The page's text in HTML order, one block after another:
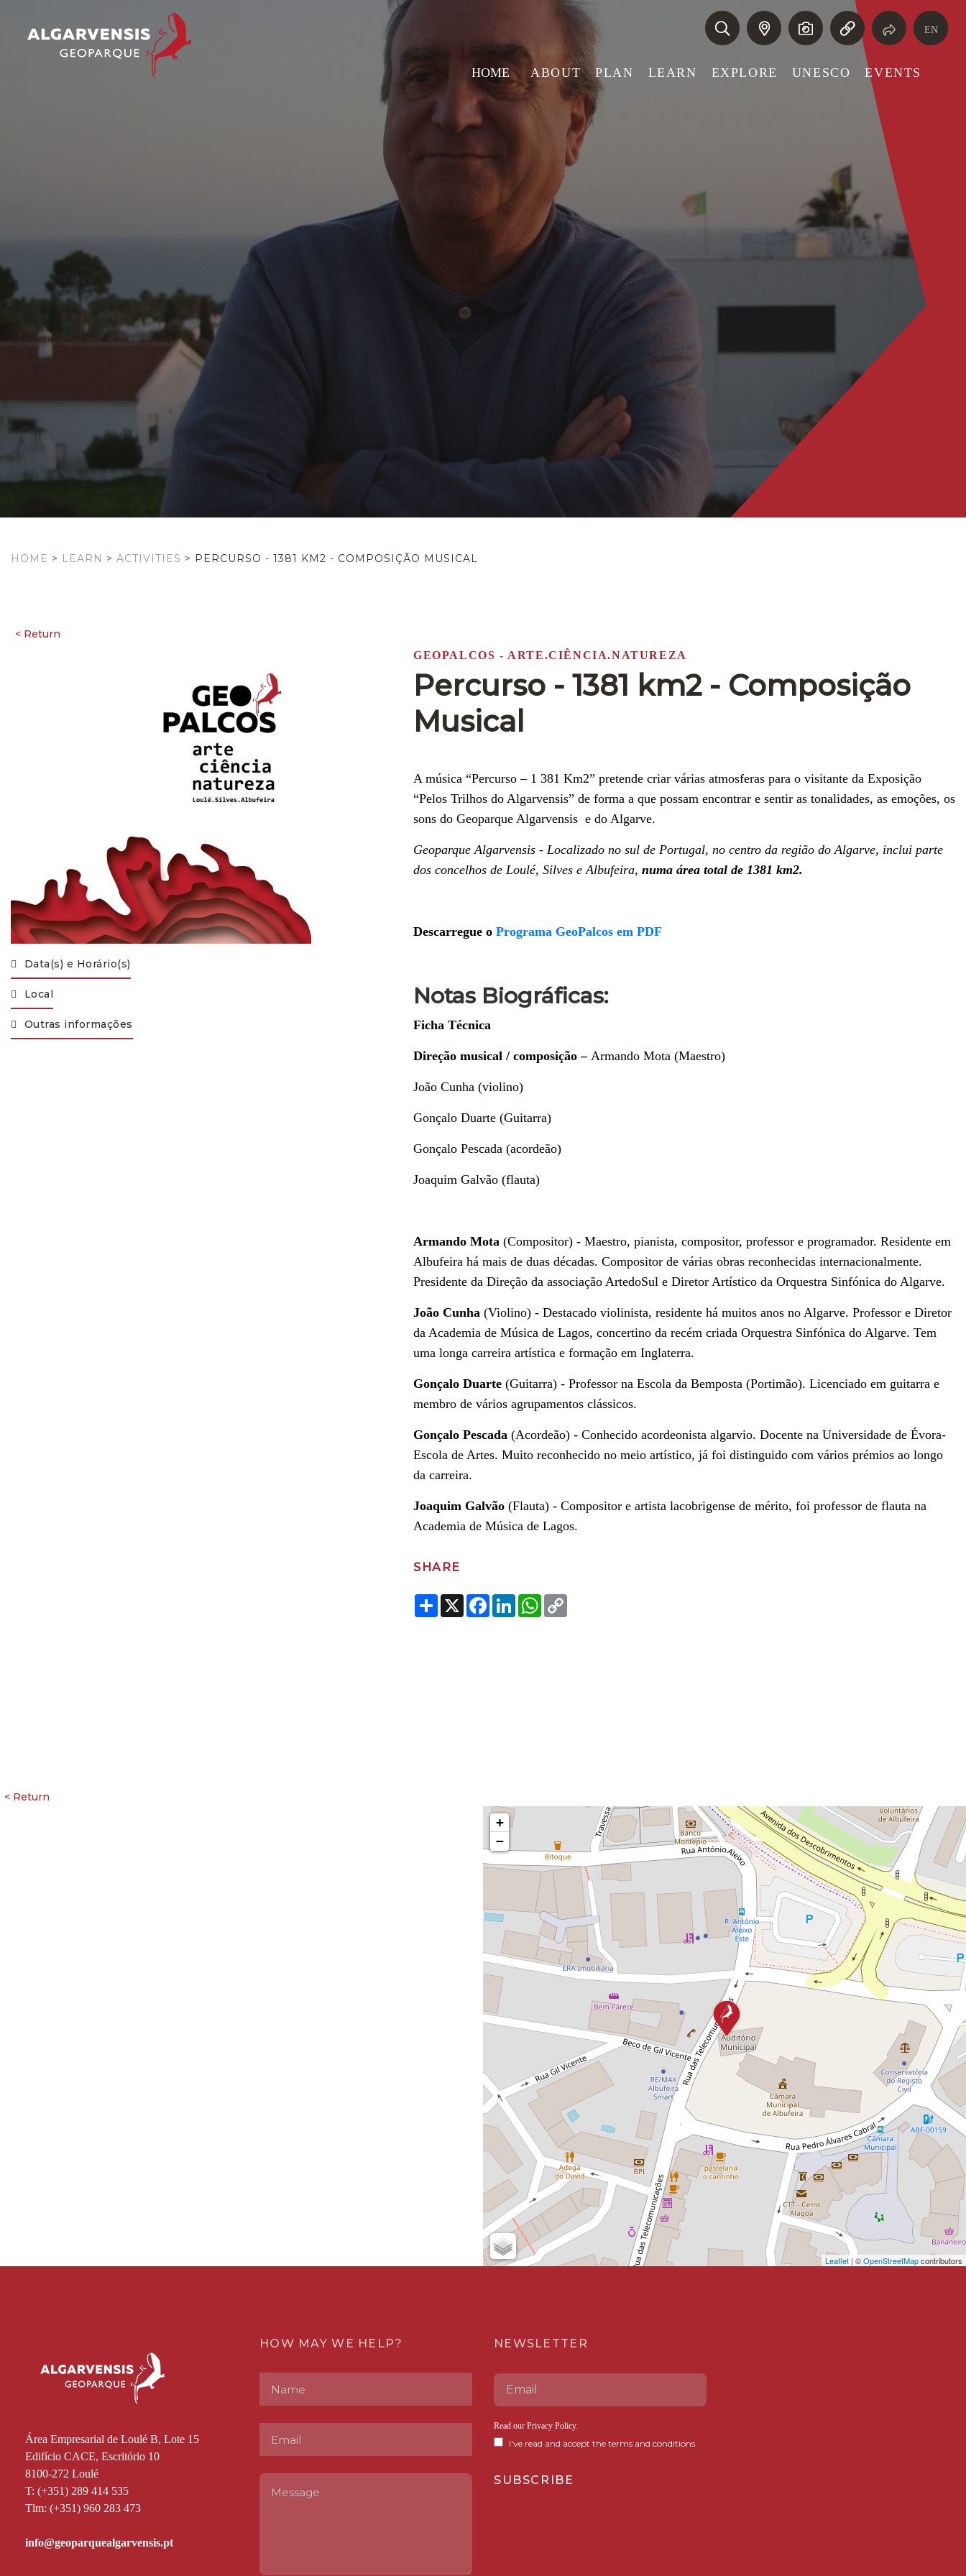
HOME ABOUT PLAN LEARN EXPLORE UNESCO EVENTS
EN
HOME > LEARN > ACTIVITIES > PERCURSO - 1381 KM2 - COMPOSIÇÃO MUSICAL
Data(s) e Horário(s)
Local
Outras informações
GEOPALCOS - ARTE.CIÊNCIA.NATUREZA
Percurso - 1381 km2 - Composição
Musical
A música “Percurso – 1 381 Km2” pretende criar várias atmosferas para o visitante da Exposição
“Pelos Trilhos do Algarvensis” de forma a que possam encontrar e sentir as tonalidades, as emoções, os
sons do Geoparque Algarvensis e do Algarve.
Geoparque Algarvensis - Localizado no sul de Portugal, no centro da região do Algarve, inclui parte
dos concelhos de Loulé, Silves e Albufeira, numa área total de 1381 km2.
Descarregue o Programa GeoPalcos em PDF
Notas Biográficas:
Ficha Técnica
Direção musical / composição – Armando Mota (Maestro)
João Cunha (violino)
Gonçalo Duarte (Guitarra)
Gonçalo Pescada (acordeão)
Joaquim Galvão (flauta)
Armando Mota (Compositor) - Maestro, pianista, compositor, professor e programador. Residente em
Albufeira há mais de duas décadas. Compositor de várias obras reconhecidas internacionalmente.
Presidente da Direção da associação ArtedoSul e Diretor Artístico da Orquestra Sinfónica do Algarve.
João Cunha (Violino) - Destacado violinista, residente há muitos anos no Algarve. Professor e Diretor
da Academia de Música de Lagos, concertino da recém criada Orquestra Sinfónica do Algarve. Tem
uma longa carreira artística e formação em Inglaterra.
Gonçalo Duarte (Guitarra) - Professor na Escola da Bemposta (Portimão). Licenciado em guitarra e
membro de vários agrupamentos clássicos.
Gonçalo Pescada (Acordeão) - Conhecido acordeonista algarvio. Docente na Universidade de Évora-
Escola de Artes. Muito reconhecido no meio artístico, já foi distinguido com vários prémios ao longo
da carreira.
Joaquim Galvão (Flauta) - Compositor e artista lacobrigense de mérito, foi professor de flauta na
Academia de Música de Lagos.
SHARE
Share
X Facebook
LinkedInWhatsApp
+
−
Leaflet | ©OpenStreetMapcontributors
Área Empresarial de Loulé B, Lote 15
Edifício CACE, Escritório 10
8100-272 Loulé
T: (+351) 289 414 535
Tlm: (+351) 960 283 473
HOW MAY WE HELP? NEWSLETTER
Read our Privacy Policy.
I've read and accept the terms and conditions.